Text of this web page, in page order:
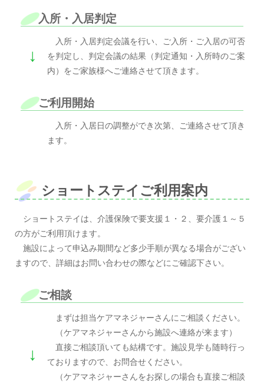
入所・入居判定
↓
入所・入居判定会議を行い、ご入所・ご入居の可否
を判定し、判定会議の結果（判定通知・入所時のご案
内）をご家族様へご連絡させて頂きます。
ご利用開始
入所・入居日の調整ができ次第、ご連絡させて頂き
ます。
ショートステイご利用案内
ショートステイは、介護保険で要支援１・２、要介護１～５
の方がご利用頂けます。
施設によって申込み期間など多少手順が異なる場合がござい
ますので、詳細はお問い合わせの際などにご確認下さい。
ご相談
↓
まずは担当ケアマネジャーさんにご相談ください。
（ケアマネジャーさんから施設へ連絡が来ます）
直接ご相談頂いても結構です。施設見学も随時行っ
ておりますので、お問合せください。
（ケアマネジャーさんをお探しの場合も直接ご相談